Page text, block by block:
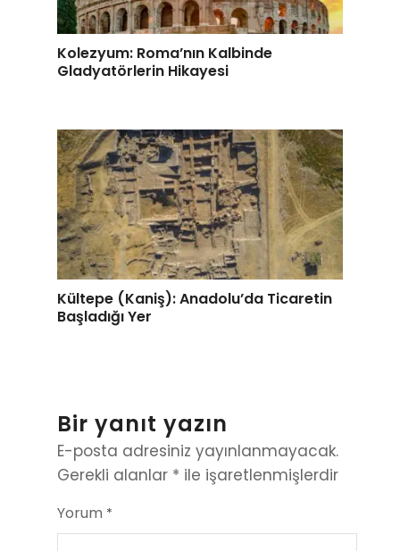
Kolezyum: Roma’nın Kalbinde
Gladyatörlerin Hikayesi
Kültepe (Kaniş): Anadolu’da Ticaretin
Başladığı Yer
Bir yanıt yazın
E-posta adresiniz yayınlanmayacak.
Gerekli alanlar * ile işaretlenmişlerdir
Yorum *